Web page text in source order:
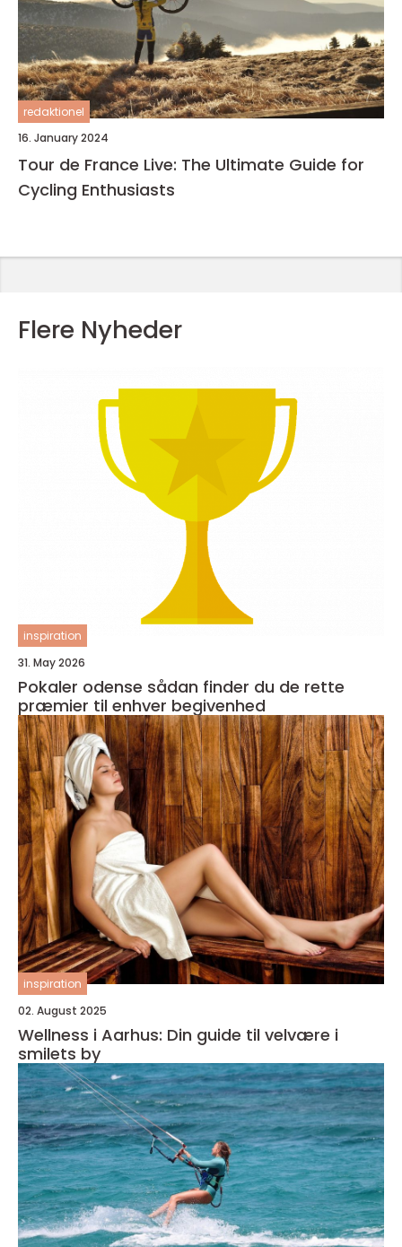
redaktionel
16. January 2024
Tour de France Live: The Ultimate Guide for
Cycling Enthusiasts
Flere Nyheder
inspiration
31. May 2026
Pokaler odense sådan finder du de rette
præmier til enhver begivenhed
inspiration
02. August 2025
Wellness i Aarhus: Din guide til velvære i
smilets by